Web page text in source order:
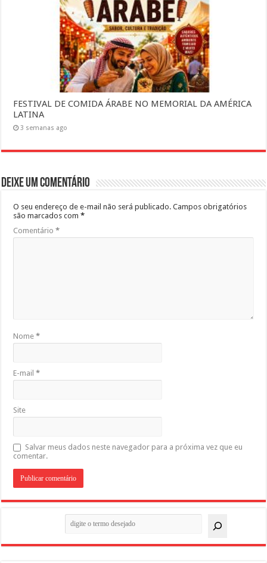
FESTIVAL DE COMIDA ÁRABE NO MEMORIAL DA AMÉRICA
LATINA
3 semanas ago
Deixe um comentário
O seu endereço de e-mail não será publicado. Campos obrigatórios
são marcados com*
Comentário*
Nome*
E-mail*
Site
Salvar meus dados neste navegador para a próxima vez que eu
comentar.